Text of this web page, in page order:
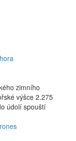
zimního
výšce 2.275
údolí spouští